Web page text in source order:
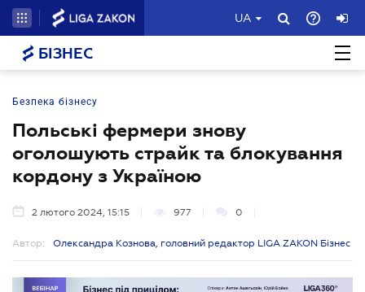
UA
БІЗНЕС
Безпека бізнесу
Польські фермери знову
оголошують страйк та блокування
кордону з Україною
2 лютого 2024, 15:15 977 0
Автор: Олександра Кознова, головний редактор LIGA ZAKON Бізнес